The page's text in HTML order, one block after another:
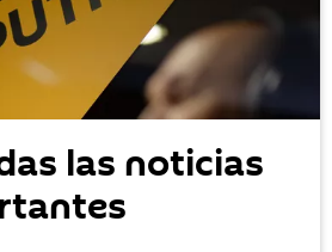
las noticias